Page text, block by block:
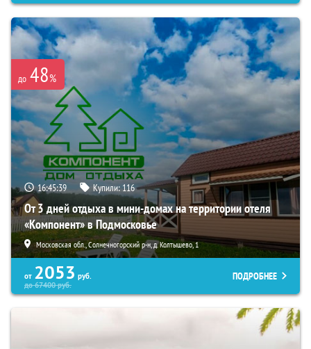
до 48%
16:45:38 Купили: 116
От 3 дней отдыха в мини-домах на территории отеля
«Компонент» в Подмосковье
Московская обл., Солнечногорский р-н, д. Колтышево, 1
от 2053 руб.
до67400руб.
ПОДРОБНЕЕ